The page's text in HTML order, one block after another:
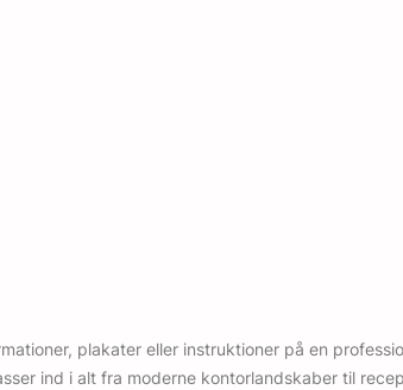
plakater eller instruktioner på en
ind i alt fra moderne kontorlandskaber til